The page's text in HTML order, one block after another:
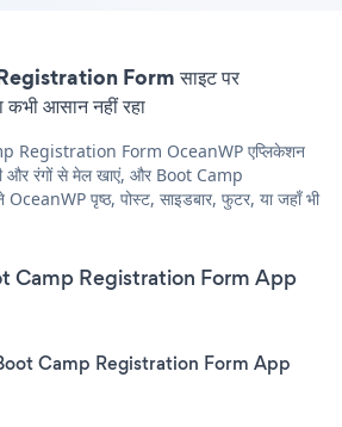
Form साइट पर
आसान नहीं रहा
Registration Form OceanWP एप्लिकेशन
और रंगों से मेल खाएं, और Boot Camp
पृष्ठ, पोस्ट, साइडबार, फुटर, या जहाँ भी
Camp Registration Form App
Camp Registration Form App